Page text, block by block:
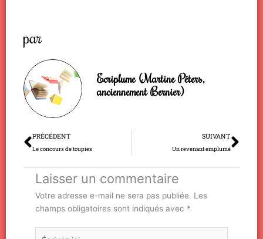
par
Ecriplume (Martine Péters,
anciennement Bernier)
Précédent
PRÉCÉDENT
Le concours de toupies
SUIVANT
Un revenant emplumé
Laisser un commentaire
Votre adresse e-mail ne sera pas publiée. Les
champs obligatoires sont indiqués avec *
Écrivez